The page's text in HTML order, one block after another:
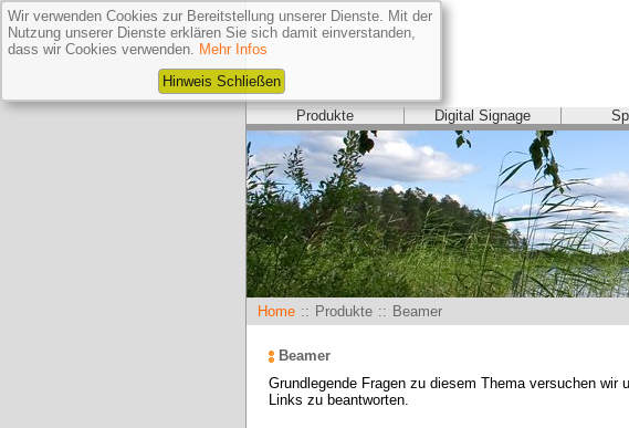
Produkte Digital Signage
Home :: Produkte :: Beamer
Beamer
Grundlegende Fragen zu diesem Thema versuchen wir
Links zu beantworten.
Wir verwenden Cookies zur Bereitstellung unserer Dienste. Mit der
Nutzung unserer Dienste erklären Sie sich damit einverstanden,
dass wir Cookies verwenden. Mehr Infos
Hinweis Schließen